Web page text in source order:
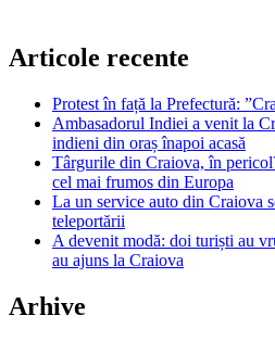
Articole recente
Protest în față la Prefectură:
Ambasadorul Indiei a venit la
indieni din oraș înapoi acasă
Târgurile din Craiova, în
cel mai frumos din Europa
La un service auto din Craiova
teleportării
A devenit modă: doi turiști au
au ajuns la Craiova
Arhive